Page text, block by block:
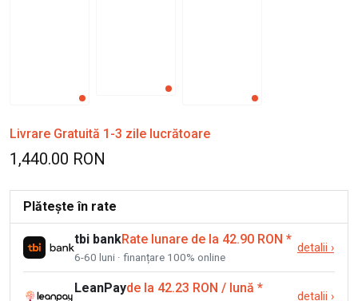
Livrare Gratuită 1-3 zile lucrătoare
1,440.00 RON
Plătește în rate
tbi bankRate lunare de la 42.90 RON *
6-60 luni · finanțare 100% online
detalii ›
LeanPayde la 42.23 RON / lună *
detalii ›